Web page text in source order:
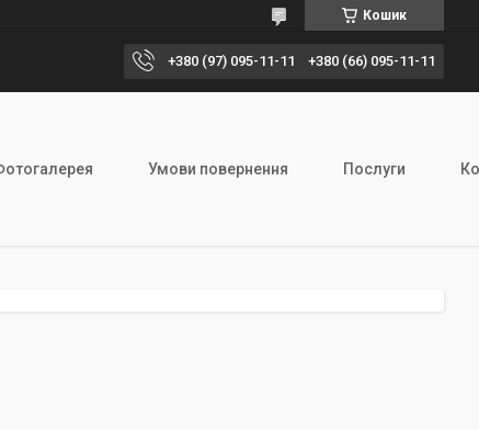
Кошик
+380 (97) 095-11-11 +380 (66) 095-11-11
Умови повернення Послуги